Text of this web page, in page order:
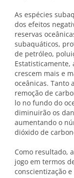
As espécies
dos efeitos
reservas
subaquáticos,
de petróleo,
Estatisticamente,
crescem mais e
oceânicas. Tanto
remoção de
lo no fundo do
diminuirão os
aumentando o
dióxido de
Como resultado,
jogo em termos
conscientização